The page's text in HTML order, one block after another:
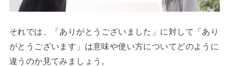
それでは、「ありがとうございました」に対して「あり
がとうございます」は意味や使い方についてどのように
違うのか見てみましょう。